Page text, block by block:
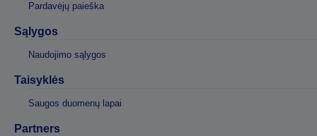
Pardavėjų paieška
Sąlygos
Naudojimo sąlygos
Taisyklės
Saugos duomenų lapai
Partners